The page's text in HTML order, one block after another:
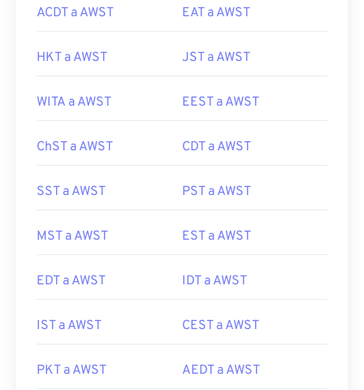
ACDT a AWST EAT a AWST
HKT a AWST JST a AWST
WITA a AWST EEST a AWST
ChST a AWST CDT a AWST
SST a AWST PST a AWST
MST a AWST EST a AWST
EDT a AWST IDT a AWST
IST a AWST CEST a AWST
PKT a AWST AEDT a AWST